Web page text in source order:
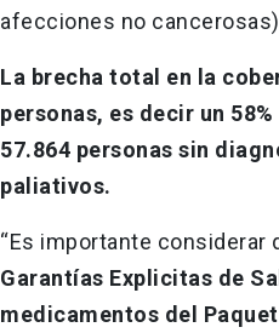
afecciones no cancerosas)
La brecha total en la
personas, es decir un
57.864 personas sin
paliativos.
“Es importante considerar
Garantías Explicitas de
medicamentos del